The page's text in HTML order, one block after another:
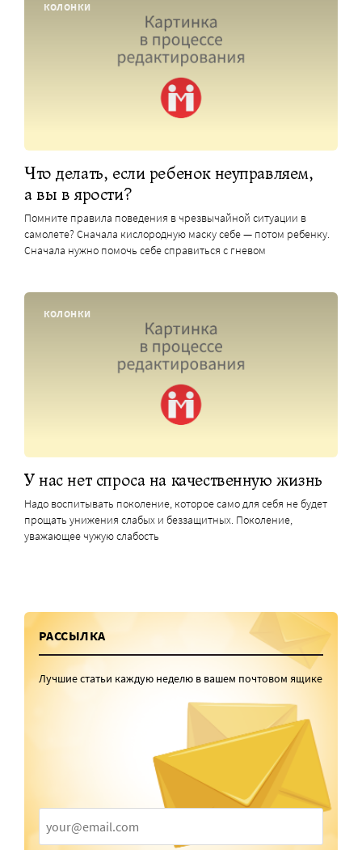
КОЛОНКИ
Что делать, если ребенок неуправляем,
а вы в ярости?
Помните правила поведения в чрезвычайной ситуации в
самолете? Сначала кислородную маску себе — потом ребенку.
Сначала нужно помочь себе справиться с гневом
КОЛОНКИ
У нас нет спроса на качественную жизнь
Надо воспитывать поколение, которое само для себя не будет
прощать унижения слабых и беззащитных. Поколение,
уважающее чужую слабость
РАССЫЛКА
Лучшие статьи каждую неделю в вашем почтовом ящике